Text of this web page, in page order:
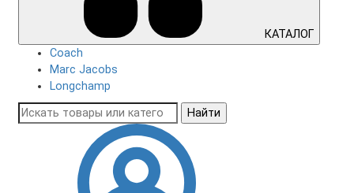
КАТАЛОГ
Coach
Marc Jacobs
Longchamp
Найти